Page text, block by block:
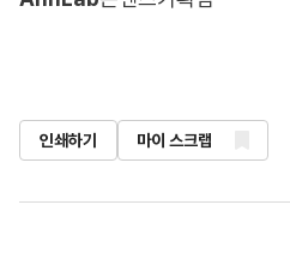
인쇄하기 마이 스크랩